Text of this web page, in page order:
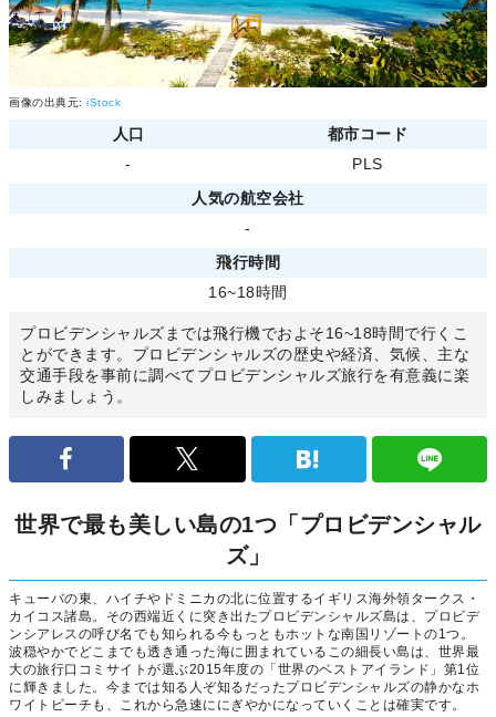
画像の出典元: iStock
人口
都市コード
-
PLS
人気の航空会社
-
飛行時間
16~18時間
プロビデンシャルズまでは飛行機でおよそ16~18時間で行くこ
とができます。プロビデンシャルズの歴史や経済、気候、主な
交通手段を事前に調べてプロビデンシャルズ旅行を有意義に楽
しみましょう。
世界で最も美しい島の1つ「プロビデンシャル
ズ」
キューバの東、ハイチやドミニカの北に位置するイギリス海外領タークス・
カイコス諸島。その西端近くに突き出たプロビデンシャルズ島は、プロビデ
ンシアレスの呼び名でも知られる今もっともホットな南国リゾートの1つ。
波穏やかでどこまでも透き通った海に囲まれているこの細長い島は、世界最
大の旅行口コミサイトが選ぶ2015年度の「世界のベストアイランド」第1位
に輝きました。今までは知る人ぞ知るだったプロビデンシャルズの静かなホ
ワイトビーチも、これから急速ににぎやかになっていくことは確実です。